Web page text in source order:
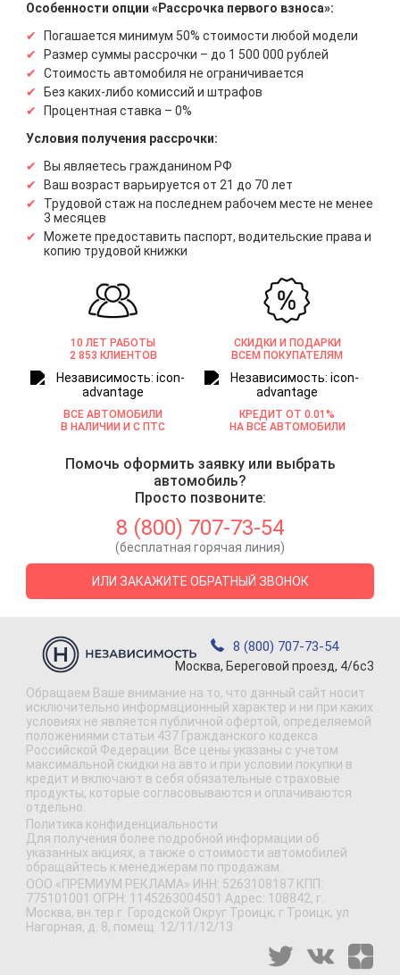
Особенности опции «Рассрочка первого взноса»:
Погашается минимум 50% стоимости любой модели
Размер суммы рассрочки – до 1 500 000 рублей
Стоимость автомобиля не ограничивается
Без каких-либо комиссий и штрафов
Процентная ставка – 0%
Условия получения рассрочки:
Вы являетесь гражданином РФ
Ваш возраст варьируется от 21 до 70 лет
Трудовой стаж на последнем рабочем месте не менее
3 месяцев
Можете предоставить паспорт, водительские права и
копию трудовой книжки
10 ЛЕТ РАБОТЫ
2 853 КЛИЕНТОВ
СКИДКИ И ПОДАРКИ
ВСЕМ ПОКУПАТЕЛЯМ
ВСЕ АВТОМОБИЛИ
В НАЛИЧИИ И С ПТС
КРЕДИТ ОТ 0.01%
НА ВСЕ АВТОМОБИЛИ
Помочь оформить заявку или выбрать
автомобиль?
Просто позвоните:
8 (800) 707-73-54
(бесплатная горячая линия)
ИЛИ ЗАКАЖИТЕ ОБРАТНЫЙ ЗВОНОК
8 (800) 707-73-54
Москва, Береговой проезд, 4/6с3
Обращаем Ваше внимание на то, что данный сайт носит
исключительно информационный характер и ни при каких
условиях не является публичной офертой, определяемой
положениями статьи 437 Гражданского кодекса
Российской Федерации. Все цены указаны с учетом
максимальной скидки на авто и при условии покупки в
кредит и включают в себя обязательные страховые
продукты, которые согласовываются и оплачиваются
отдельно.
Политика конфиденциальности
Для получения более подробной информации об
указанных акциях, а также о стоимости автомобилей
обращайтесь к менеджерам по продажам.
ООО «ПРЕМИУМ РЕКЛАМА» ИНН: 5263108187 КПП:
775101001 ОГРН: 1145263004501 Адрес: 108842, г.
Москва, вн.тер.г. Городской Округ Троицк, г Троицк, ул
Нагорная, д. 8, помещ. 12/11/12/13